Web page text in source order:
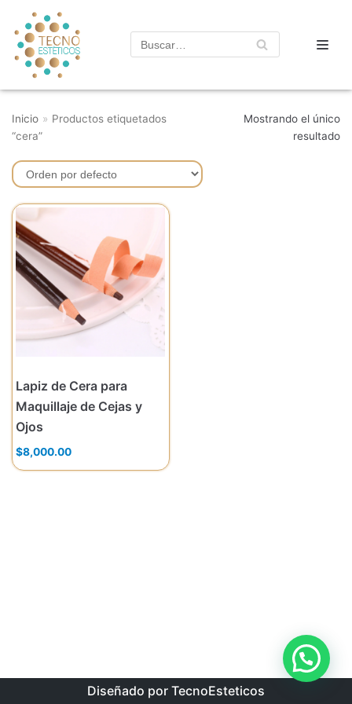
Saltar
al
contenido
Inicio » Productos etiquetados
“cera”
Mostrando el único
resultado
Lapiz de Cera para
Maquillaje de Cejas y
Ojos
$8,000.00
Diseñado por TecnoEsteticos